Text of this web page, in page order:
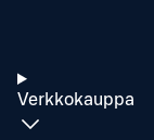
Verkkokauppa